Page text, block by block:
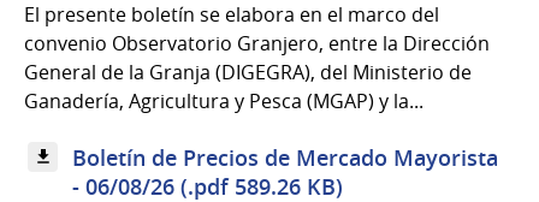
El presente boletín se elabora en el marco del
convenio Observatorio Granjero, entre la Dirección
General de la Granja (DIGEGRA), del Ministerio de
Ganadería, Agricultura y Pesca (MGAP) y la...
Boletín de Precios de Mercado Mayorista
- 06/08/26 (.pdf 589.26 KB)